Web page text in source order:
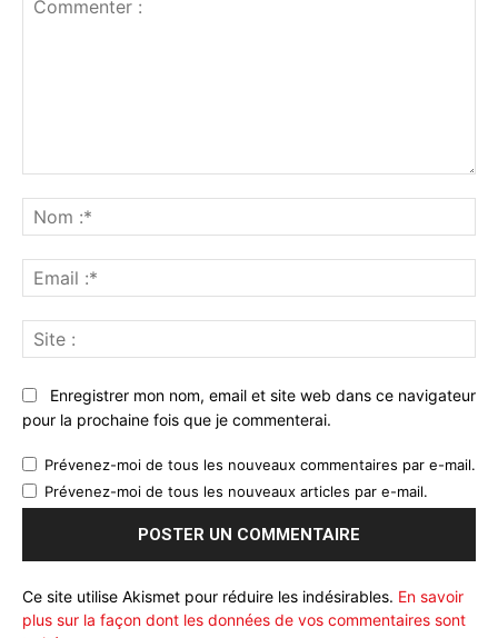
:*
:*
:
Enregistrer mon nom, email et site web dans ce navigateur
pour la prochaine fois que je commenterai.
Prévenez-moi de tous les nouveaux commentaires par e-mail.
Prévenez-moi de tous les nouveaux articles par e-mail.
Ce site utilise Akismet pour réduire les indésirables. En savoir
plus sur la façon dont les données de vos commentaires sont